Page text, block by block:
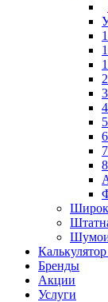
Бренды
Акции
Услуги